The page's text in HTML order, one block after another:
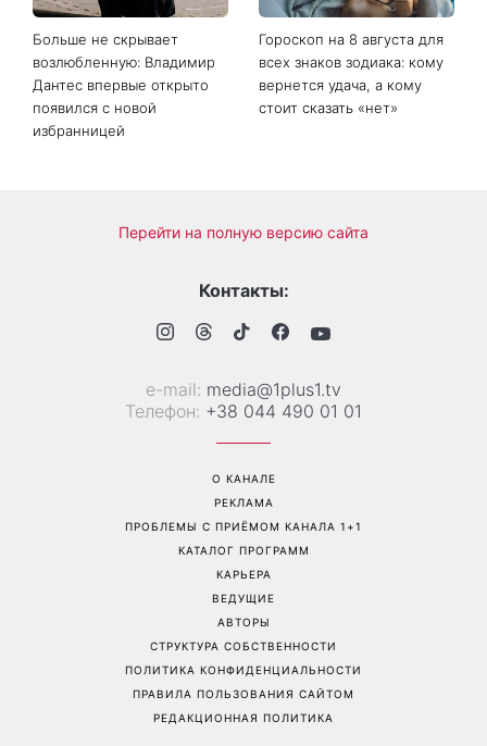
Больше не скрывает
возлюбленную: Владимир
Дантес впервые открыто
появился с новой
избранницей
Гороскоп на 8 августа для
всех знаков зодиака: кому
вернется удача, а кому
стоит сказать «нет»
Перейти на полную версию сайта
Контакты:
е-mail: media@1plus1.tv
Телефон: +38 044 490 01 01
О КАНАЛЕ
РЕКЛАМА
ПРОБЛЕМЫ С ПРИЁМОМ КАНАЛА 1+1
КАТАЛОГ ПРОГРАММ
КАРЬЕРА
ВЕДУЩИЕ
АВТОРЫ
СТРУКТУРА СОБСТВЕННОСТИ
ПОЛИТИКА КОНФИДЕНЦИАЛЬНОСТИ
ПРАВИЛА ПОЛЬЗОВАНИЯ САЙТОМ
РЕДАКЦИОННАЯ ПОЛИТИКА